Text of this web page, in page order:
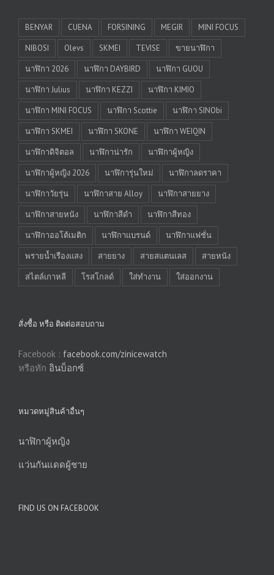
BENYAR CUENA FORSINING MEGIR
MINI FOCUS
NIBOSI
Olevs SKMEI TEVISE
ขายนาฬิกา
นาฬิกา 2026
นาฬิกา DAYBIRD
นาฬิกา GUOU
นาฬิกา Julius
นาฬิกา KEZZI
นาฬิกา KIMIO
นาฬิกา MINI FOCUS
นาฬิกา Scottie
นาฬิกา SINObi
นาฬิกา SKMEI
นาฬิกา SKONE
นาฬิกา WEIQIN
นาฬิกาดิจิตอล
นาฬิกาน่ารัก
นาฬิกาผู้หญิง
นาฬิกาผู้หญิง 2026
นาฬิการุ่นใหม่
นาฬิกาลดราคา
นาฬิกาวัยรุ่น
นาฬิกาสาย Alloy
นาฬิกาสายยาง
นาฬิกาสายหนัง
นาฬิกาสีดำ
นาฬิกาสีทอง
นาฬิกาออโต้เมติก
นาฬิกาแบรนด์
นาฬิกาแฟชั่น
พรายน้ำเรืองแสง
สายยาง สายสแตนเลส
สายหนัง
สไตล์เกาหลี
โรสโกลด์ ใส่ทำงาน ใส่ออกงาน
สั่งซื้อ หรือ ติดต่อสอบถาม
Facebook : facebook.com/zinicewatch
หรือทัก อินบ็อกซ์
หมวดหมู่สินค้าอื่นๆ
นาฬิกาผู้หญิง
แว่นกันแดดผู้ชาย
FIND US ON FACEBOOK